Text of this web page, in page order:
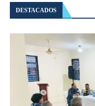
DESTACADOS